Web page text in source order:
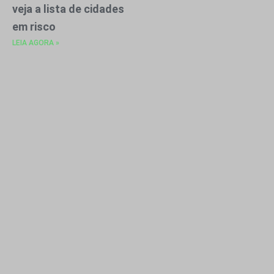
veja a lista de cidades
em risco
LEIA AGORA »